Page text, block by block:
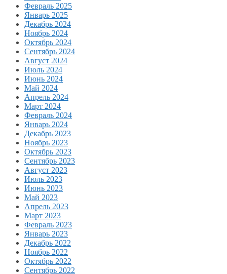
Февраль 2025
Январь 2025
Декабрь 2024
Ноябрь 2024
Октябрь 2024
Сентябрь 2024
Август 2024
Июль 2024
Июнь 2024
Май 2024
Апрель 2024
Март 2024
Февраль 2024
Январь 2024
Декабрь 2023
Ноябрь 2023
Октябрь 2023
Сентябрь 2023
Август 2023
Июль 2023
Июнь 2023
Май 2023
Апрель 2023
Март 2023
Февраль 2023
Январь 2023
Декабрь 2022
Ноябрь 2022
Октябрь 2022
Сентябрь 2022